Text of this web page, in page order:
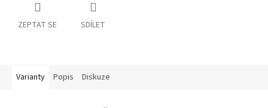
ZEPTAT SE SDÍLET
Varianty Popis Diskuze